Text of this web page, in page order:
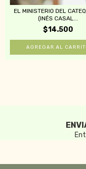
EL MINISTERIO DEL
(INÉS CASAL...
$14.500